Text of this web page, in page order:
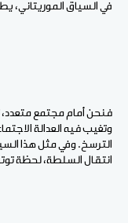
في السياق الموريتاني،
فنحن أمام مجتمع متعدد،
وتغيب فيه العدالة
الترسخ. وفي مثل هذا
انتقال السلطة، لحظة